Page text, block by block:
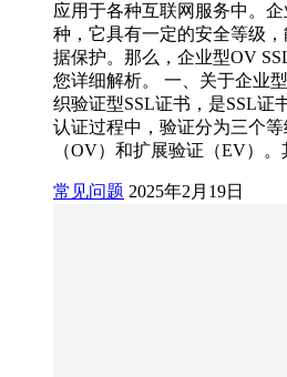
应用于各种互联网服务中。
种，它具有一定的安全等级
据保护。那么，企业型OV
您详细解析。 一、关于企业
织验证型SSL证书，是SSL证
认证过程中，验证分为三个
（OV）和扩展验证（EV）
常见问题 2025年2月19日